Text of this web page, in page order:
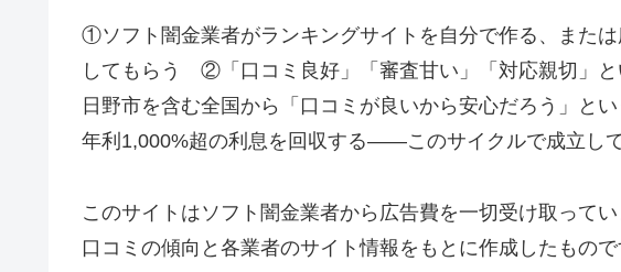
①ソフト闇金業者がランキングサイトを自分で作る、また
してもらう ②「口コミ良好」「審査甘い」「対応親切」
日野市を含む全国から「口コミが良いから安心だろう」
年利1,000%超の利息を回収する——このサイクルで成立して
このサイトはソフト闇金業者から広告費を一切受け取って
口コミの傾向と各業者のサイト情報をもとに作成したもので